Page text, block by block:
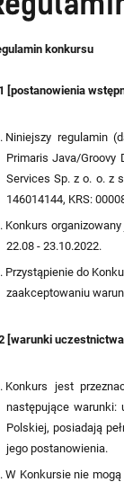
konkursu
[postanowienia
Niniejszy regulamin
Primaris Java/Groovy
Services Sp. z o. o. z
146014144, KRS:
Konkurs
22.08 - 23.10.2022.
Przystąpienie do
zaakceptowaniu
[warunki
Konkurs jest
następujące warunki:
Polskiej, posiadają
jego postanowienia.
W Konkursie nie